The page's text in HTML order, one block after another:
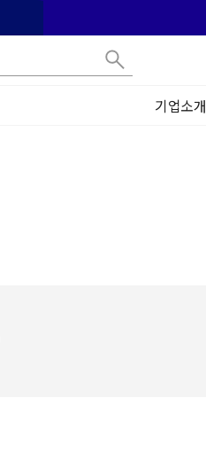
기업소개